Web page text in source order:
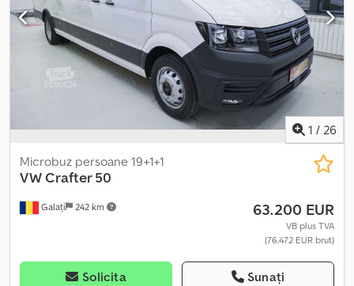
1 / 26
Galați 242 km
Microbuz persoane 19+1+1
VWCrafter 50
63.200 EUR
VB plus TVA
(76.472 EUR brut)
Solicita Sunați